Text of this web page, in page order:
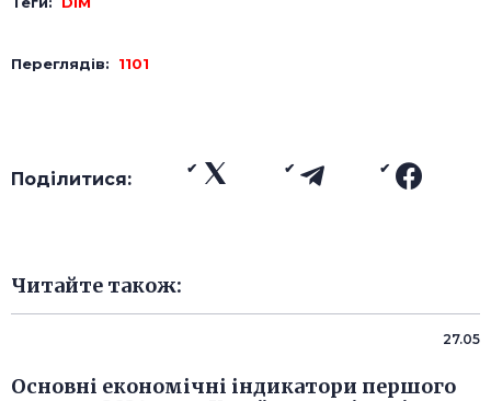
Переглядів: 1101
Поділитися:
Читайте також:
27.05
Основні економічні індикатори першого